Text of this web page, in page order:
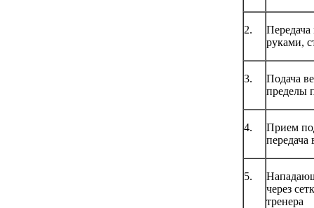
2.
Передача
руками,
3.
Подача
пределы
4.
Прием
передача
5.
через
тренера